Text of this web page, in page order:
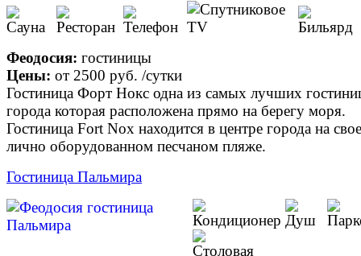
Феодосия: гостиницы
Цены: от 2500 руб. /сутки
Гостиница Форт Нокс одна из самых лучших
города которая расположена прямо на берегу моря.
Гостиница Fort Nox находится в центре города на
лично оборудованном песчаном пляже.
Гостиница Пальмира